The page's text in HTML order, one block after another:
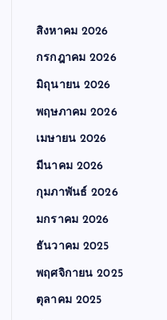
สิงหาคม 2026
กรกฎาคม 2026
มิถุนายน 2026
พฤษภาคม 2026
เมษายน 2026
มีนาคม 2026
กุมภาพันธ์ 2026
มกราคม 2026
ธันวาคม 2025
พฤศจิกายน 2025
ตุลาคม 2025